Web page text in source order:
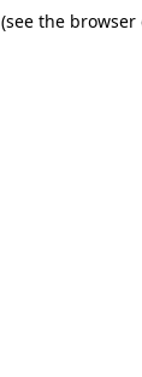
(see the